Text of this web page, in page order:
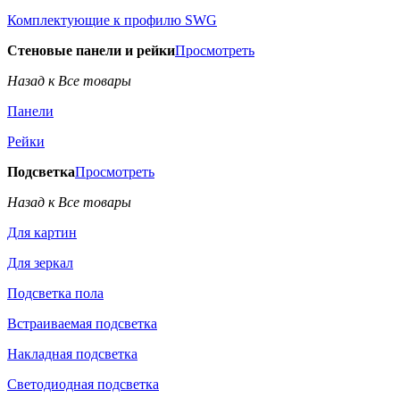
Комплектующие к профилю SWG
Стеновые панели и рейкиПросмотреть
Назад к Все товары
Панели
Рейки
ПодсветкаПросмотреть
Назад к Все товары
Для картин
Для зеркал
Подсветка пола
Встраиваемая подсветка
Накладная подсветка
Светодиодная подсветка